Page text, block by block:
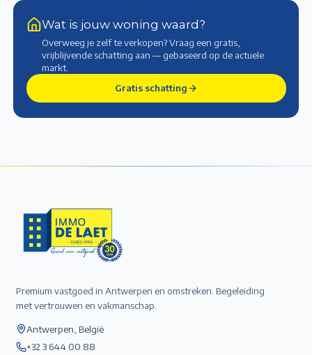
Wat is jouw woning waard?
Overweeg je zelf te verkopen? Vraag een gratis,
vrijblijvende schatting aan — gebaseerd op de actuele
markt.
Gratis schatting
Premium vastgoed in Antwerpen en omstreken. Begeleiding
met vertrouwen en vakmanschap.
Antwerpen, België
+32 3 644 00 88